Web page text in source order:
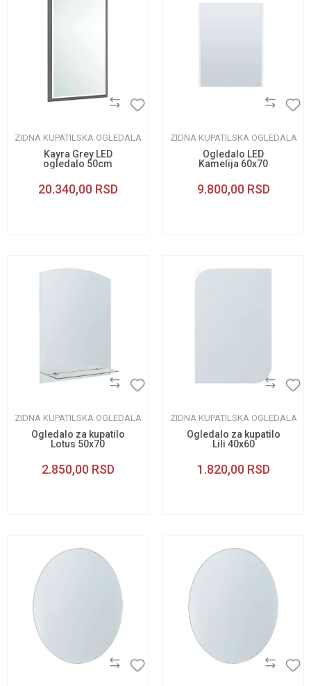
ZIDNA KUPATILSKA OGLEDALA
Kayra Grey LED
ogledalo 50cm
20.340,00 RSD
ZIDNA KUPATILSKA OGLEDALA
Ogledalo LED
Kamelija 60x70
9.800,00 RSD
ZIDNA KUPATILSKA OGLEDALA
Ogledalo za kupatilo
Lotus 50x70
2.850,00 RSD
ZIDNA KUPATILSKA OGLEDALA
Ogledalo za kupatilo
Lili 40x60
1.820,00 RSD